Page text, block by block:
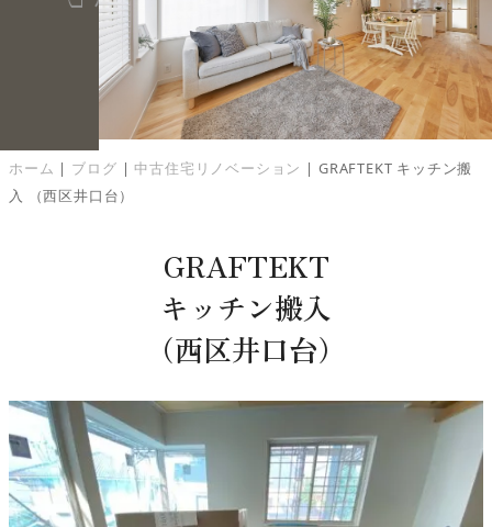
ホーム | ブログ | 中古住宅リノベーション | GRAFTEKT キッチン搬
入 （西区井口台）
GRAFTEKT
キッチン搬入
（西区井口台）